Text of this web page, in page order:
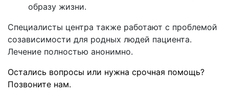
образу жизни.
Специалисты центра также работают с проблемой
созависимости для родных людей пациента.
Лечение полностью анонимно.
Остались вопросы или нужна срочная помощь?
Позвоните нам.